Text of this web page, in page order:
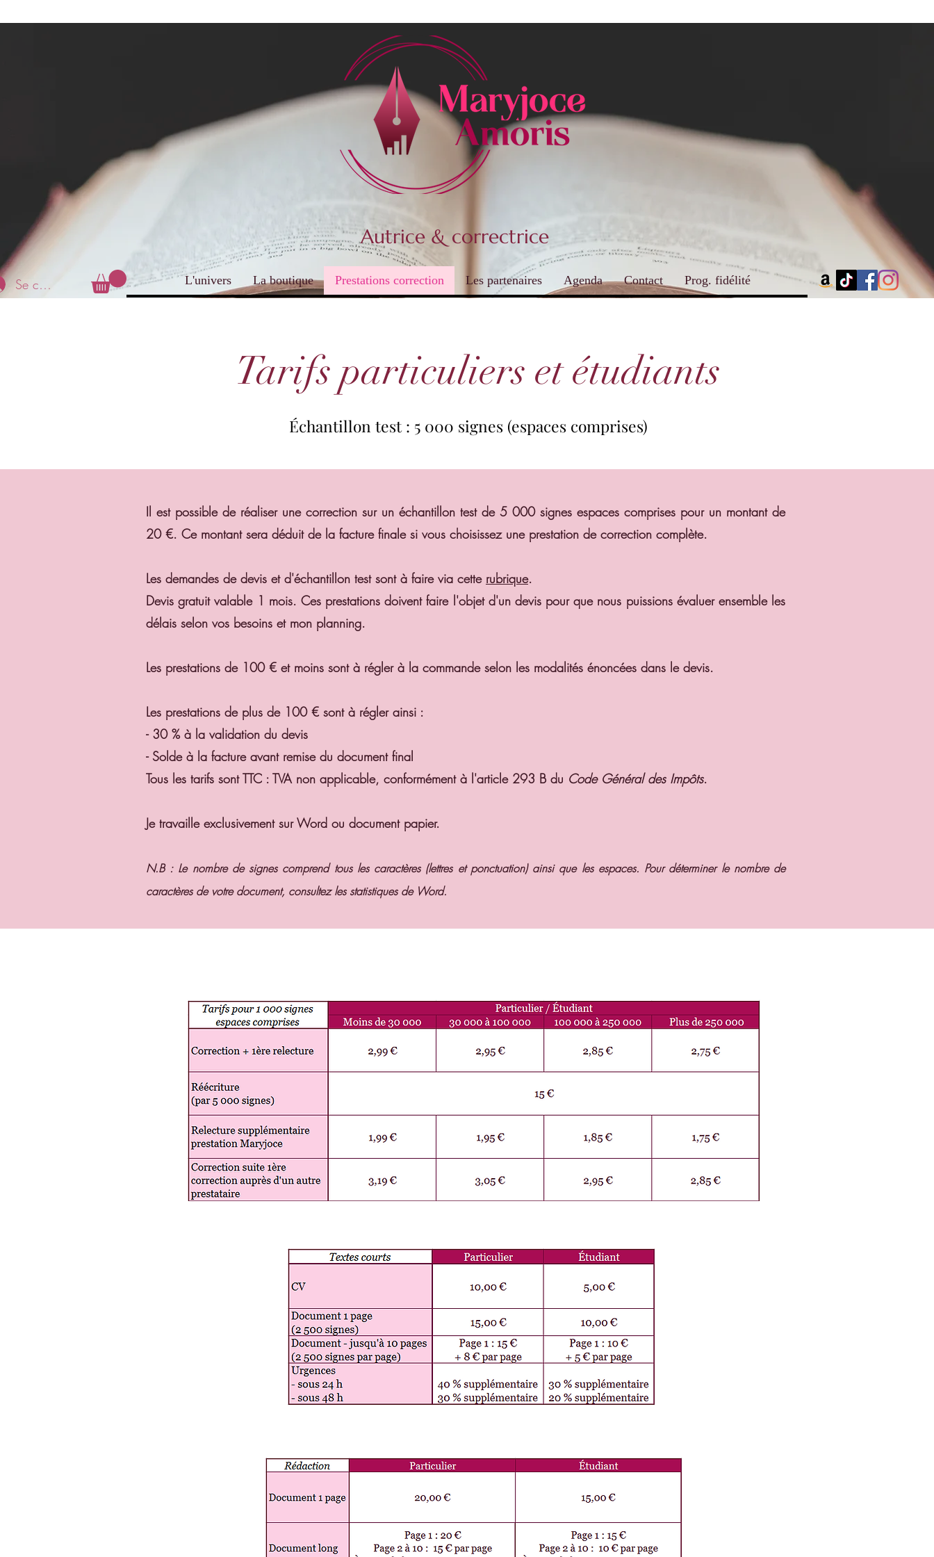
Autrice & correctrice
Se connecter L'univers La boutique Prestations correction Les partenaires Agenda Contact Prog. fidélité
Tarifs particuliers et étudiants
Échantillon test : 5 000 signes (espaces comprises)
Échantillon test : 5 000 signes (espaces comprises)
Il est possible de réaliser une correction sur un échantillon test de 5 000 signes espaces comprises pour un montant de
20 €. Ce montant sera déduit de la facture finale si vous choisissez une prestation de correction complète.
Les demandes de devis et d'échantillon test sont à faire via cette rubrique.
Devis gratuit valable 1 mois. Ces prestations doivent faire l'objet d'un devis pour que nous puissions évaluer ensemble les
délais selon vos besoins et mon planning.
Les prestations de 100 € et moins sont à régler à la commande selon les modalités énoncées dans le devis.
Les prestations de plus de 100 € sont à régler ainsi :
- 30 % à la validation du devis
- Solde à la facture avant remise du document final
Tous les tarifs sont TTC : TVA non applicable, conformément à l'article 293 B du Code Général des Impôts.
Je travaille exclusivement sur Word ou document papier.
N.B : Le nombre de signes comprend tous les caractères (lettres et ponctuation) ainsi que les espaces. Pour déterminer le nombre de
caractères de votre document, consultez les statistiques de Word.